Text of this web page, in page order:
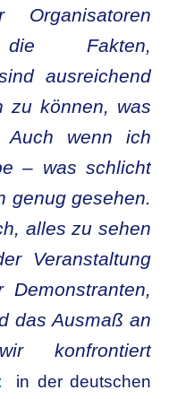
Fakten,
ausreichend
zu können, was
Auch wenn ich
– was schlicht
genug gesehen.
alles zu sehen
Veranstaltung
das Ausmaß an
konfrontiert
in der deutschen